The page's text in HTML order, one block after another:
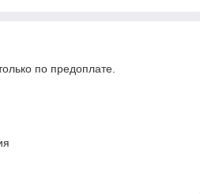
по предоплате.